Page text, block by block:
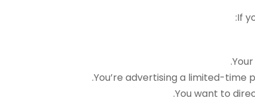
If
You’re advertising a limited-time
You want to